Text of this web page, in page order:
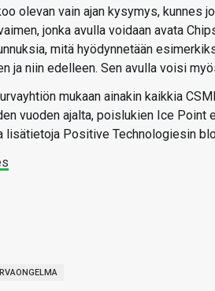
olevan vain ajan kysymys, kunnes
jonka avulla voidaan avata
mitä hyödynnetään
ja niin edelleen. Sen avulla voisi
mukaan ainakin kaikkia
vuoden ajalta, poislukien Ice
lisätietoja Positive Technologiesin